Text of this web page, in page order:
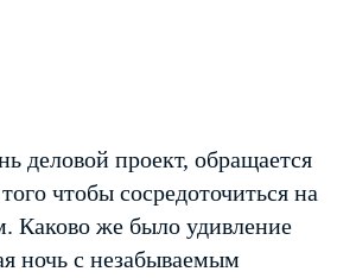
деловой проект, обращается
чтобы сосредоточиться на
Каково же было удивление
ночь с незабываемым